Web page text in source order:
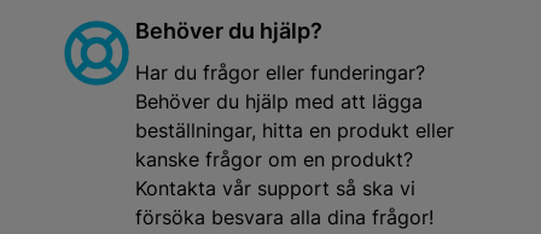
Behöver du hjälp?
Har du frågor eller funderingar?
Behöver du hjälp med att lägga
beställningar, hitta en produkt eller
kanske frågor om en produkt?
Kontakta vår support så ska vi
försöka besvara alla dina frågor!